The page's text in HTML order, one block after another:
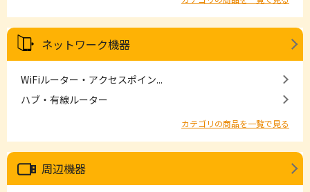
ネットワーク機器
WiFiルーター・アクセスポイン...
ハブ・有線ルーター
カテゴリの商品を一覧で見る
周辺機器